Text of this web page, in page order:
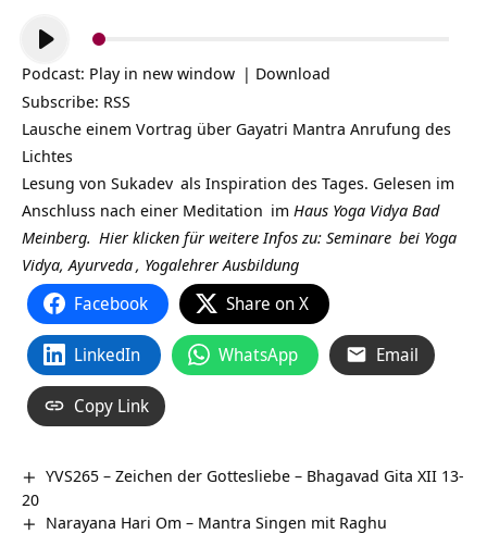
Audio-
Player
Podcast: Play in new window | Download
Subscribe: RSS
Lausche einem Vortrag über Gayatri Mantra Anrufung des
Lichtes
Lesung von Sukadev als Inspiration des Tages. Gelesen im
Anschluss nach einer Meditation im Haus Yoga Vidya Bad
Meinberg. Hier klicken für weitere Infos zu: Seminare bei Yoga
Vidya, Ayurveda, Yogalehrer Ausbildung
Facebook Share on X
LinkedIn WhatsApp Email
Copy Link
YVS265 – Zeichen der Gottesliebe – Bhagavad Gita XII 13-
20
Narayana Hari Om – Mantra Singen mit Raghu